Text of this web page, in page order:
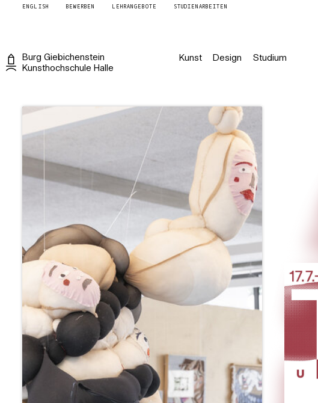
ENGLISH BEWERBEN LEHRANGEBOTE STUDIENARBEITEN
Burg Giebichenstein
Kunsthochschule Halle
Kunst Design Studium
Burg Giebichenstein Kunsthochschule Halle